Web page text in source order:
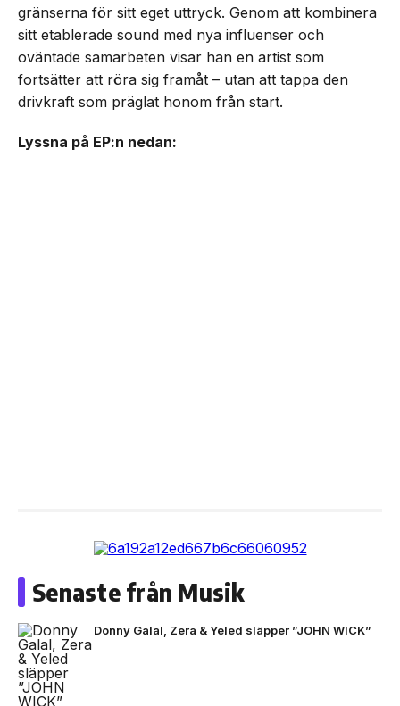
gränserna för sitt eget uttryck. Genom att kombinera
sitt etablerade sound med nya influenser och
oväntade samarbeten visar han en artist som
fortsätter att röra sig framåt – utan att tappa den
drivkraft som präglat honom från start.
Lyssna på EP:n nedan:
Senaste från Musik
Donny Galal, Zera & Yeled släpper ”JOHN WICK”